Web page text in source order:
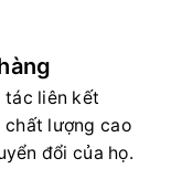
tác liên kết
chất lượng cao
đổi của họ.